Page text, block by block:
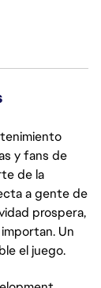
y fans de
de la
a gente de
prospera,
Un
el juego.